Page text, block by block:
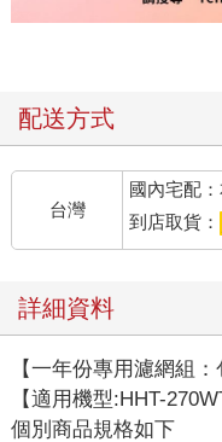
配送方式
台灣
國內宅配：
到店取貨：
詳細資料
【一年份專用濾網組
【適用機型:HHT-
個別商品規格如下